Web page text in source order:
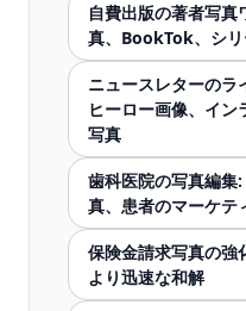
自費出版の著者写
真、BookTok、シ
ニュースレターのラ
ヒーロー画像、イ
写真
歯科医院の写真編集
真、患者のマーケテ
保険金請求写真の強
より迅速な和解